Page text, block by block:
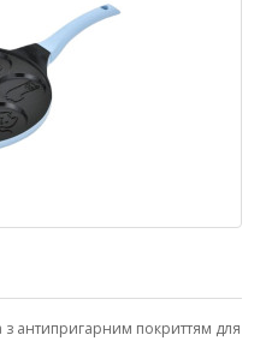
з антипригарним покриттям для